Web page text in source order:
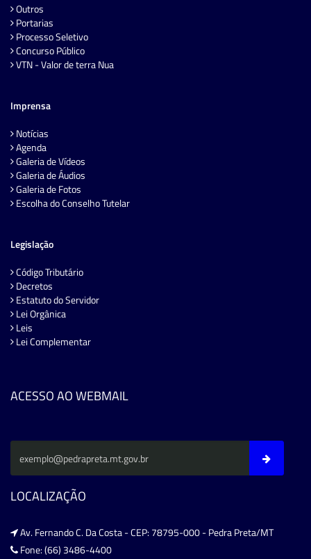
Outros
Portarias
Processo Seletivo
Concurso Público
VTN - Valor de terra Nua
Imprensa
Notícias
Agenda
Galeria de Vídeos
Galeria de Áudios
Galeria de Fotos
Escolha do Conselho Tutelar
Legislação
Código Tributário
Decretos
Estatuto do Servidor
Lei Orgânica
Leis
Lei Complementar
ACESSO AO WEBMAIL
LOCALIZAÇÃO
Av. Fernando C. Da Costa - CEP: 78795-000 - Pedra Preta/MT
Fone: (66) 3486-4400